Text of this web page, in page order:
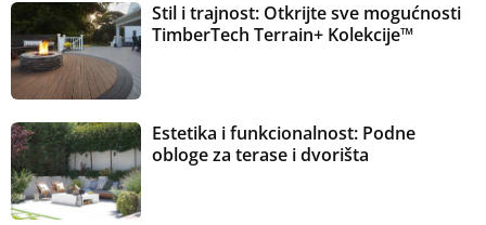
Stil i trajnost: Otkrijte sve mogućnosti
TimberTech Terrain+ Kolekcije™
Estetika i funkcionalnost: Podne
obloge za terase i dvorišta